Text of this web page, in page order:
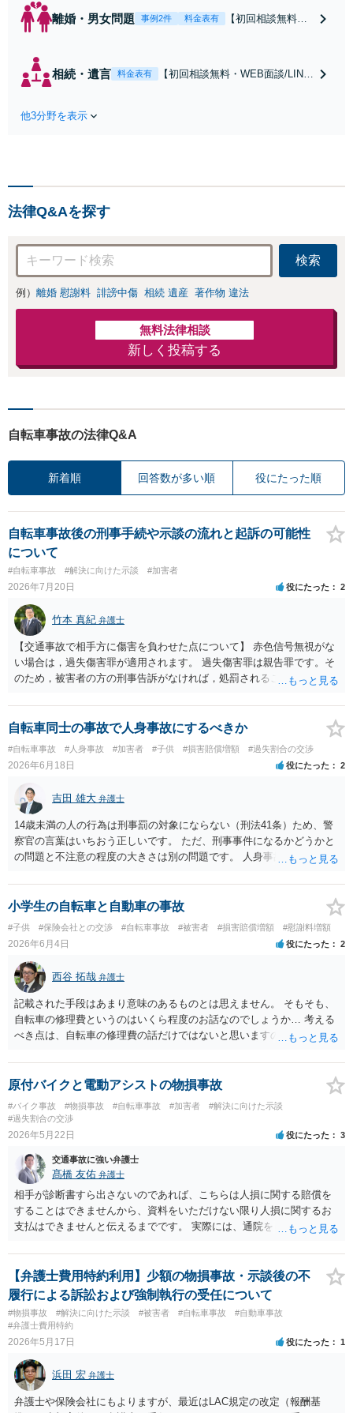
離婚・男女問題 事例2件 料金表有
【初回相談無料・
倫の早期解決】
相続・遺言 料金表有
【初回相談無料・WEB面談/LINE
【地域密着】
他3分野を表示
法律Q&Aを探す
検索
例） 離婚 慰謝料 誹謗中傷 相続 遺産 著作物 違法
無料法律相談
新しく投稿する
自転車事故の法律Q&A
新着順 回答数が多い順 役にたった順
自転車事故後の刑事手続や示談の流れと起訴の可能性
について
#自転車事故 #解決に向けた示談 #加害者
2026年7月20日 役にたった 2
竹本 真紀 弁護士
【交通事故で相手方に傷害を負わせた点について】 赤色信号無視がな
い場合は，過失傷害罪が適用されます。 過失傷害罪は親告罪です。そ
のため，被害者の方の刑事告訴がなければ，処罰されることはありま
あれば，示談が成立すれば告訴をすることはないと思います。 したが
いまして，被害者との示談を優先し，これにより告訴がない状態とす
れば，刑事処分を受けることはなくなります。 一方，赤色信号無視が
あった場合は，少し複雑になります。 単純に過失傷害罪と判断される
のであれば，赤色信号無視がない場合と同じで，親告罪となります
（結論は上記と同じです。）。 ただ，赤信号無視（といっても，本件
では殊更無視にはなりません。看過です）は過失の中でも重大なもの
ですから，重過失致傷罪が成立すると判断される場合もあり得ると思
います。重過失致傷罪は親告罪ではありません。 もっとも，自転車よ
り重い自動車の場合には，過失運転致傷罪であっても，「傷害が軽い
場合には，情状により，その刑を免除することができる」との規定が
あります。したがいまして，不起訴にされる可能性が大きくなるので
す。 そうすると自転車でも同様に考えられ，２週間の怪我であれば，
被害者の意思により不起訴につながる可能性が大きくなるでしょう。
やはり示談交渉は大事になると思います。
自転車同士の事故で人身事故にするべきか
#自転車事故 #人身事故 #加害者 #子供 #損害賠償増額 #過失割合の交渉
2026年6月18日 役にたった 2
吉田 雄大 弁護士
14歳未満の人の行為は刑事罰の対象にならない（刑法41条）ため、警
察官の言葉はいちおう正しいです。 ただ、刑事事件になるかどうかと
の問題と不注意の程度の大きさは別の問題です。 人身事故の届出を行
はありません。
小学生の自転車と自動車の事故
#子供 #保険会社との交渉 #自転車事故 #被害者 #損害賠償増額 #慰謝料増額
2026年6月4日 役にたった 2
西谷 拓哉 弁護士
記載された手段はあまり意味のあるものとは思えません。 そもそも、
自転車の修理費というのはいくら程度のお話なのでしょうか… 考える
べき点は、自転車の修理費の話だけではないと思いますので、 一度、
原付バイクと電動アシストの物損事故
#バイク事故 #物損事故 #自転車事故 #加害者
#解決に向けた示談
#過失割合の交渉
2026年5月22日 役にたった 3
交通事故に強い弁護士
髙橋 友佑 弁護士
相手が診断書すら出さないのであれば、こちらは人損に関する賠償を
することはできませんから、資料をいただけない限り人損に関するお
支払はできませんと伝えるまでです。 実際には、通院をしていないか
も、まずは相手方に修理の見積書を出していただくことになります。
その上で、自転車の時価より、修理費用の方が高額であれば、経済的
全損として、自転車の時価を限度としたお支払しかする必要はありま
せん。しかも、そこに当方の過失割合をかけることになります。 要す
るに、相手の自転車の時価が５万円で、修理費用が１０万円、当方の
過失割合が５割（つまり相手方の過失割合が５割）の場合、 物損とし
同等の中古品が市場でいくらで取引をされているかを、インターネッ
ト等で調べるしかありません。 当方にも物損が生じており、かつ当方
の過失割合が１０割でない限りは、修理費用を請求することが可能で
​【弁護士費用特約利用】少額の物損事故・示談後の不
履行による訴訟および強制執行の受任について
#物損事故 #解決に向けた示談 #被害者 #自転車事故
#自動車事故
#弁護士費用特約
2026年5月17日 役にたった 1
浜田 宏 弁護士
弁護士や保険会社にもよりますが、最近はLAC規定の改定（報酬基